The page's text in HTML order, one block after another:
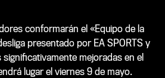
conformarán el «Equipo de la
presentado por EA SPORTS y
mejoradas en el
lugar el viernes 9 de mayo.